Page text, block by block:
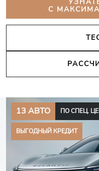
С
13 АВТО ПО СПЕЦ.
ВЫГОДНЫЙ КРЕДИТ